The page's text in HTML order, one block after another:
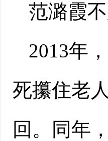
范潞霞
2013年
死攥住老
回。同年